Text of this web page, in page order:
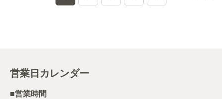
営業日カレンダー
■営業時間